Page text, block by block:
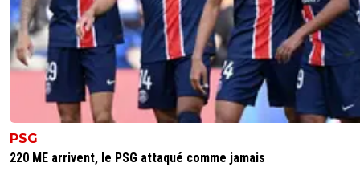
PSG
220 ME arrivent, le PSG attaqué comme jamais